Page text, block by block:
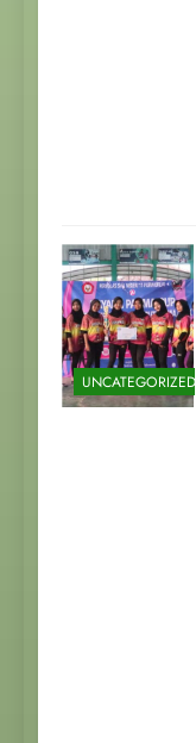
UNCATEGORIZED